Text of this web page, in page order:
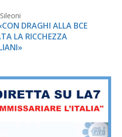
DRAGHI ALLA BCE
LA RICCHEZZA